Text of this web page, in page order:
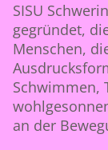
SISU
gegründet,
Menschen,
Schwimmen,
an der